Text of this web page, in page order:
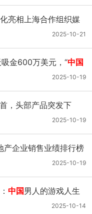
亮相上海合作组织媒
2025-10-21
金600万美元，“中国
出了黑马二次元游戏
2025-10-19
，头部产品突发下
2025-10-19
产企业销售业绩排行榜
2025-10-19
中国男人的游戏人生
2025-10-14